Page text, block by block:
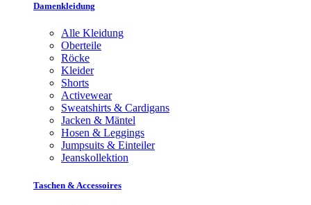
Damenkleidung
Alle Kleidung
Oberteile
Röcke
Kleider
Shorts
Activewear
Sweatshirts & Cardigans
Jacken & Mäntel
Hosen & Leggings
Jumpsuits & Einteiler
Jeanskollektion
Taschen & Accessoires